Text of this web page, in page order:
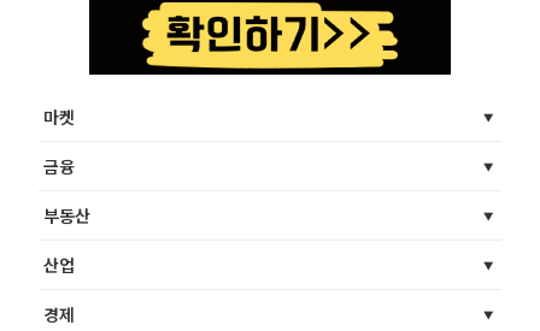
마켓
금융
부동산
산업
경제